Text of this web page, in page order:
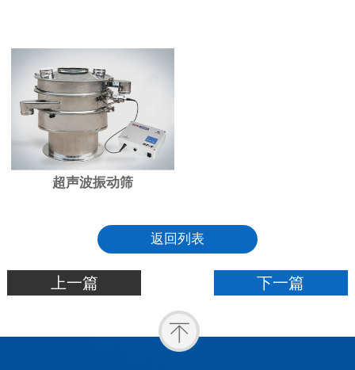
超声波振动筛
返回列表
上一篇 下一篇